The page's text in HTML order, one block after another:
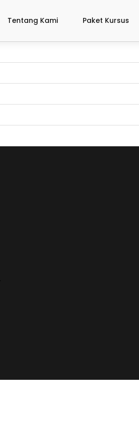
Tentang Kami Paket Kursus